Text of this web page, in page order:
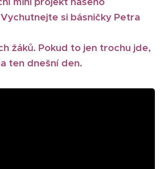
si básničky Petra
žáků. Pokud to jen trochu jde,
ten dnešní den.